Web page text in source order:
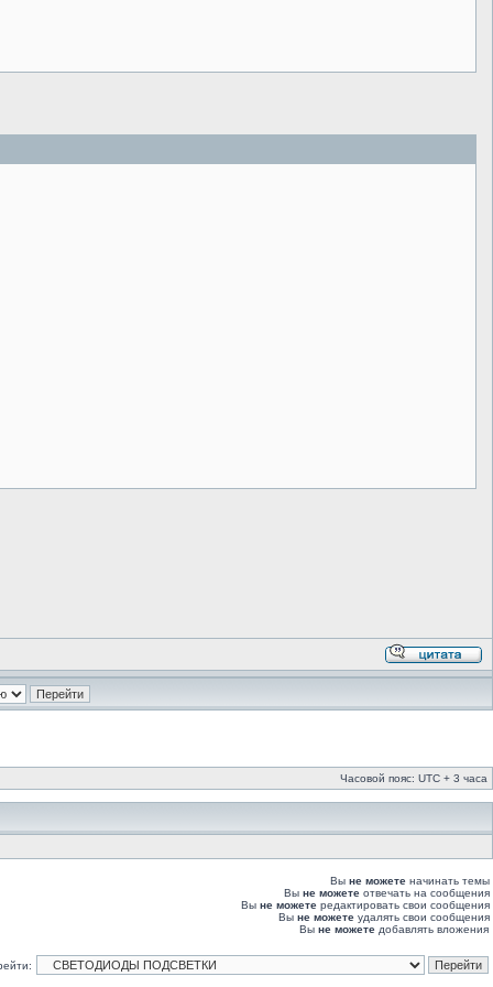
Часовой пояс: UTC + 3 часа
Вы не можете начинать темы
Вы не можете отвечать на сообщения
Вы не можете редактировать свои сообщения
Вы не можете удалять свои сообщения
Вы не можете добавлять вложения